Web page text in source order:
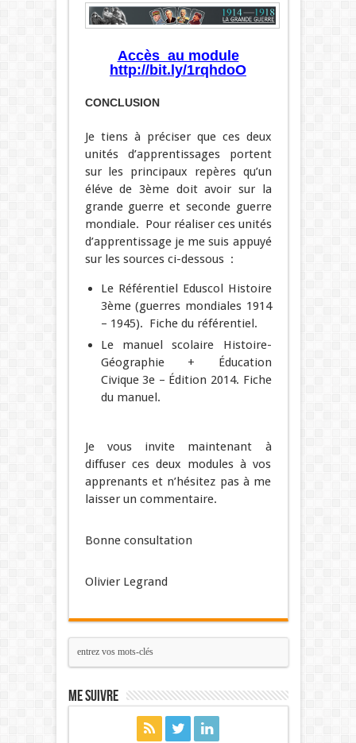
Accès au module
http://bit.ly/1rqhdoO
CONCLUSION
Je tiens à préciser que ces deux
unités d’apprentissages portent
sur les principaux repères qu’un
éléve de 3ème doit avoir sur la
grande guerre et seconde guerre
mondiale. Pour réaliser ces unités
d’apprentissage je me suis appuyé
sur les sources ci-dessous :
Le Référentiel Eduscol Histoire
3ème (guerres mondiales 1914
– 1945). Fiche du référentiel.
Le manuel scolaire Histoire-
Géographie + Éducation
Civique 3e – Édition 2014. Fiche
du manuel.
Je vous invite maintenant à
diffuser ces deux modules à vos
apprenants et n’hésitez pas à me
laisser un commentaire.
Bonne consultation
Olivier Legrand
Me suivre